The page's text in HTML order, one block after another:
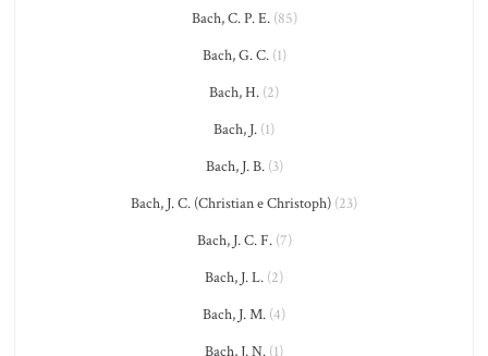
Bach, C. P. E.(85)
Bach, G. C.(1)
Bach, H. (2)
Bach, J. (1)
Bach, J. B.(3)
Bach, J. C. (Christian e Christoph) (23)
Bach, J. C. F.(7)
Bach, J. L. (2)
Bach, J. M. (4)
Bach, J. N. (1)